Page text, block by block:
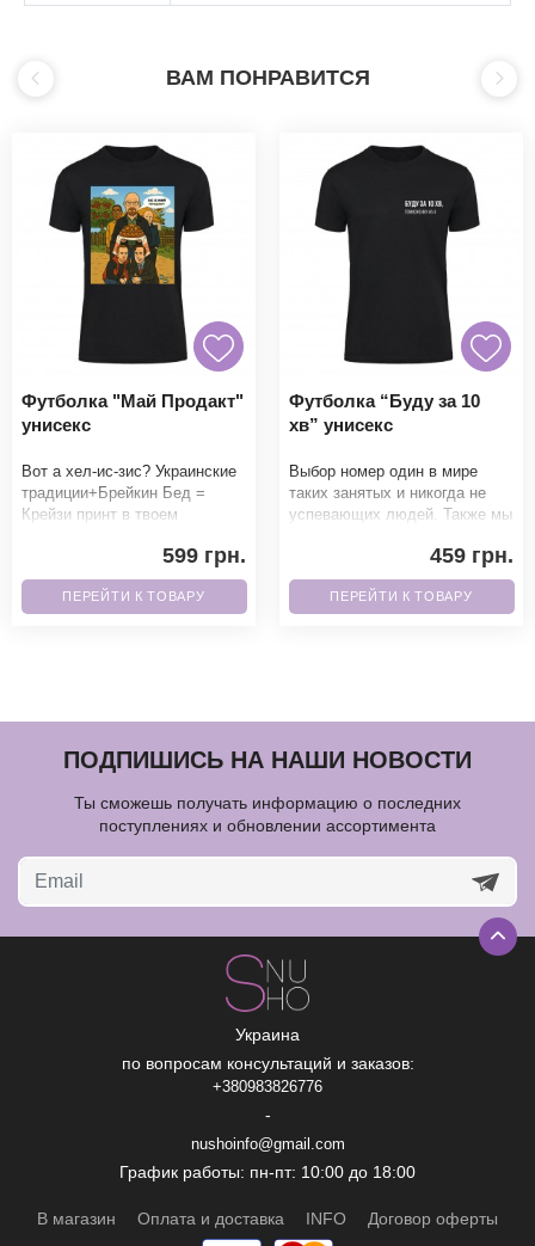
ВАМ ПОНРАВИТСЯ
Футболка "Май Продакт"
унисекс
Вот а хел-ис-зис? Украинские
традиции+Брейкин Бед =
Крейзи принт в твоем
смогут пройти мимо.Б599 грн.
ПЕРЕЙТИ К ТОВАРУ
Футболка “Буду за 10
хв” унисекс
Выбор номер один в мире
таких занятых и никогда не
успевающих людей. Также мы
459 грн.
ПЕРЕЙТИ К ТОВАРУ
ПОДПИШИСЬ НА НАШИ НОВОСТИ
Ты сможешь получать информацию о последних
поступлениях и обновлении ассортимента
Украина
по вопросам консультаций и заказов:
+380983826776
-
nushoinfo@gmail.com
График работы: пн-пт: 10:00 до 18:00
В магазин Оплата и доставка INFO Договор оферты